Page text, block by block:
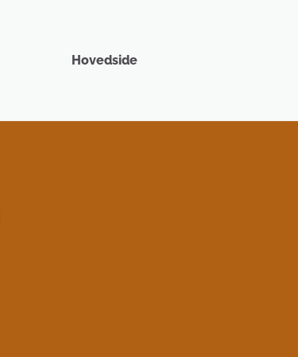
Hovedside